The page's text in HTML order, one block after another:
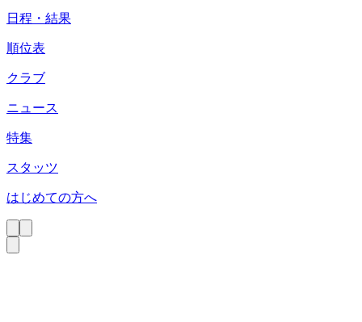
日程・結果
順位表
クラブ
ニュース
特集
スタッツ
はじめての方へ